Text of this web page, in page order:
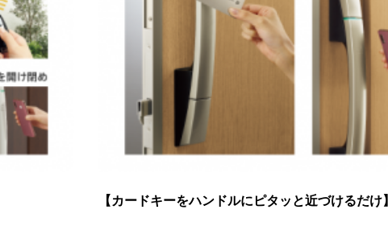
【カードキーをハンドルにピタッと近づけるだけ】